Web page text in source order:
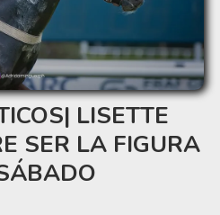
LISETTE
SER LA FIGURA